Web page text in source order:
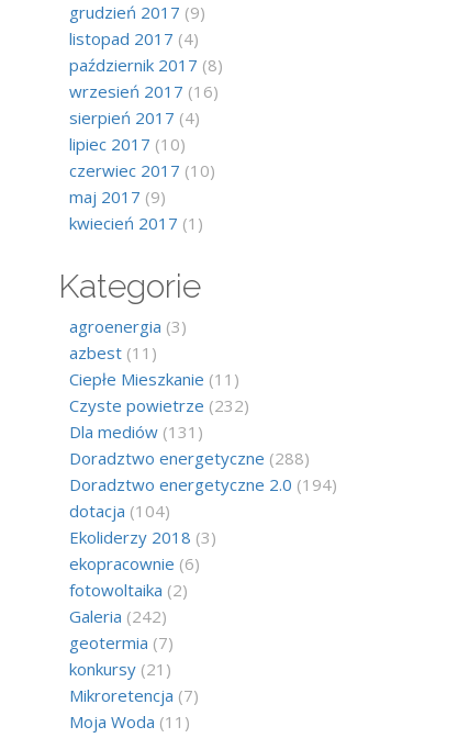
grudzień 2017 (9)
listopad 2017 (4)
październik 2017 (8)
wrzesień 2017 (16)
sierpień 2017 (4)
lipiec 2017 (10)
czerwiec 2017 (10)
maj 2017 (9)
kwiecień 2017 (1)
Kategorie
agroenergia (3)
azbest(11)
Ciepłe Mieszkanie (11)
Czyste powietrze (232)
Dla mediów(131)
Doradztwo energetyczne (288)
Doradztwo energetyczne 2.0 (194)
dotacja (104)
Ekoliderzy 2018 (3)
ekopracownie (6)
fotowoltaika (2)
Galeria (242)
geotermia (7)
konkursy(21)
Mikroretencja (7)
Moja Woda (11)